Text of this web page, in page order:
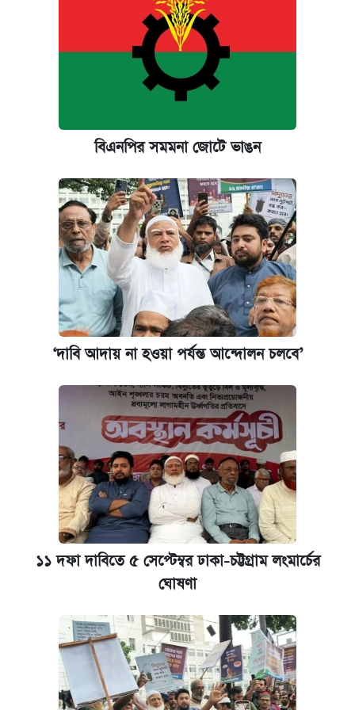
বিএনপির সমমনা জোটে ভাঙন
‌‘দাবি আদায় না হওয়া পর্যন্ত আন্দোলন চলবে’
১১ দফা দাবিতে ৫ সেপ্টেম্বর ঢাকা-চট্টগ্রাম লংমার্চের
ঘোষণা